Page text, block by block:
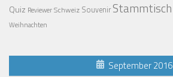
Quiz ReviewerSchweiz Souvenir Stammtisch
Weihnachten
September 2016